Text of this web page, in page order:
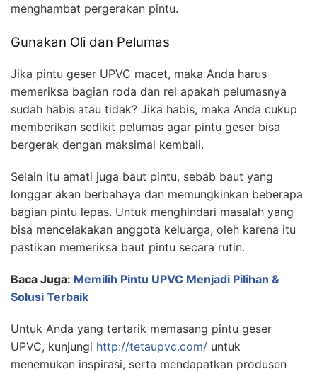
menghambat pergerakan pintu.
Gunakan Oli dan Pelumas
Jika pintu geser UPVC macet, maka Anda harus
memeriksa bagian roda dan rel apakah pelumasnya
sudah habis atau tidak? Jika habis, maka Anda cukup
memberikan sedikit pelumas agar pintu geser bisa
bergerak dengan maksimal kembali.
Selain itu amati juga baut pintu, sebab baut yang
longgar akan berbahaya dan memungkinkan beberapa
bagian pintu lepas. Untuk menghindari masalah yang
bisa mencelakakan anggota keluarga, oleh karena itu
pastikan memeriksa baut pintu secara rutin.
Baca Juga: Memilih Pintu UPVC Menjadi Pilihan &
Solusi Terbaik
Untuk Anda yang tertarik memasang pintu geser
UPVC, kunjungi http://tetaupvc.com/ untuk
menemukan inspirasi, serta mendapatkan produsen